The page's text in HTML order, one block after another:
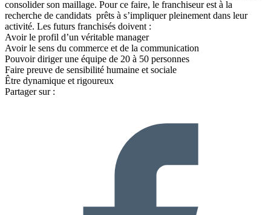
consolider son maillage. Pour ce faire, le franchiseur est à la
recherche de candidats prêts à s’impliquer pleinement dans leur
activité. Les futurs franchisés doivent :
Avoir le profil d’un véritable manager
Avoir le sens du commerce et de la communication
Pouvoir diriger une équipe de 20 à 50 personnes
Faire preuve de sensibilité humaine et sociale
Être dynamique et rigoureux
Partager sur :